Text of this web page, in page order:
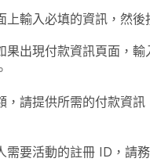
上輸入必填的資訊，然後
果出現付款資訊頁面，輸
，請提供所需的付款資訊
需要活動的註冊 ID，請